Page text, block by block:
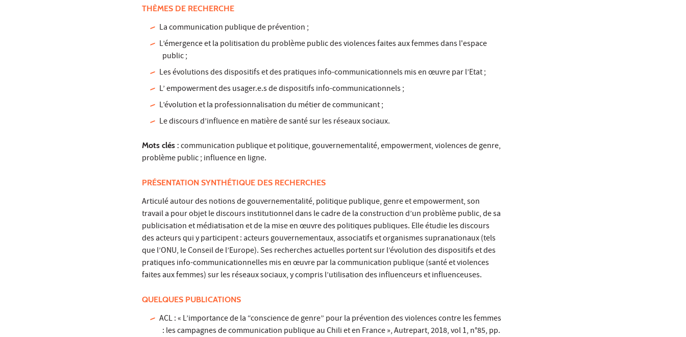
THÈMES DE RECHERCHE
La communication publique de prévention ;
L’émergence et la politisation du problème public des violences faites aux femmes dans l'espace
public ;
Les évolutions des dispositifs et des pratiques info-communicationnels mis en œuvre par l’Etat ;
L’ empowerment des usager.e.s de dispositifs info-communicationnels ;
L’évolution et la professionnalisation du métier de communicant ;
Le discours d’influence en matière de santé sur les réseaux sociaux.
Mots clés : communication publique et politique, gouvernementalité, empowerment, violences de genre,
problème public ; influence en ligne.
PRÉSENTATION SYNTHÉTIQUE DES RECHERCHES
Articulé autour des notions de gouvernementalité, politique publique, genre et empowerment, son
travail a pour objet le discours institutionnel dans le cadre de la construction d’un problème public, de sa
publicisation et médiatisation et de la mise en œuvre des politiques publiques. Elle étudie les discours
des acteurs qui y participent : acteurs gouvernementaux, associatifs et organismes supranationaux (tels
que l’ONU, le Conseil de l’Europe). Ses recherches actuelles portent sur l’évolution des dispositifs et des
pratiques info-communicationnelles mis en œuvre par la communication publique (santé et violences
faites aux femmes) sur les réseaux sociaux, y compris l’utilisation des influenceurs et influenceuses.
QUELQUES PUBLICATIONS
ACL : « L’importance de la “conscience de genre” pour la prévention des violences contre les femmes
: les campagnes de communication publique au Chili et en France », Autrepart, 2018, vol 1, n°85, pp.